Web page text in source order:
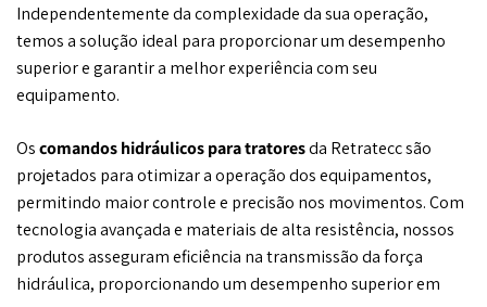
Independentemente da complexidade da sua operação,
temos a solução ideal para proporcionar um desempenho
superior e garantir a melhor experiência com seu
equipamento.
Oscomandos hidráulicos para tratoresda Retratecc são
projetados para otimizar a operação dos equipamentos,
permitindo maior controle e precisão nos movimentos. Com
tecnologia avançada e materiais de alta resistência, nossos
produtos asseguram eficiência na transmissão da força
hidráulica, proporcionando um desempenho superior em